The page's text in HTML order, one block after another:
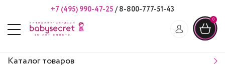
+7 (495) 990-47-25 /8-800-777-51-43
0
Каталог товаров